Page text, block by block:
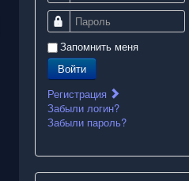
Пароль
Запомнить меня
Войти
Регистрация
Забыли логин?
Забыли пароль?